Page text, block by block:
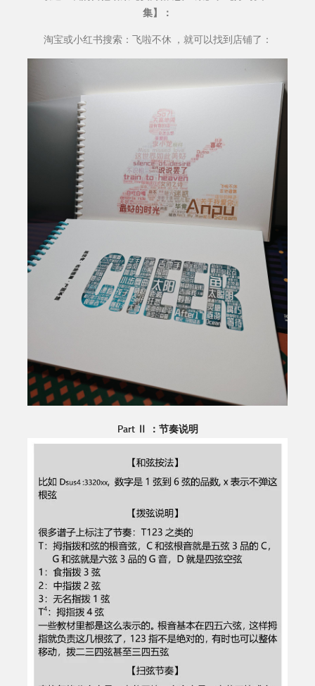
集】：
淘宝或小红书搜索：飞啦不休 ，就可以找到店铺了：
Part Ⅱ ：节奏说明